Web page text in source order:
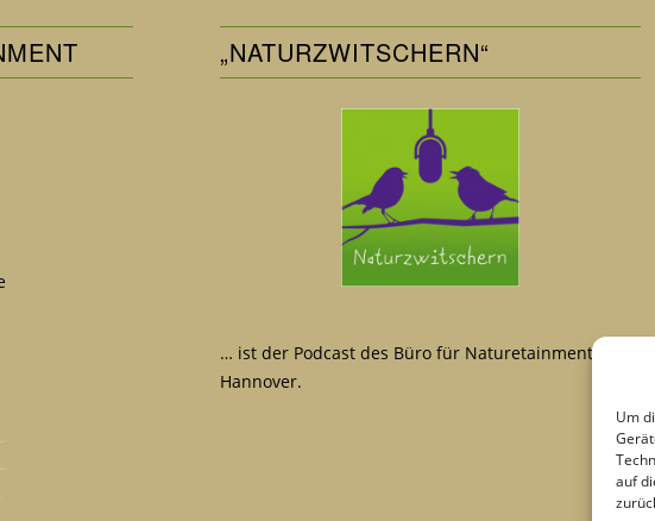
Um
auf
„NATURZWITSCHERN“
… ist der Podcast des Büro für Naturetainment aus
Hannover.